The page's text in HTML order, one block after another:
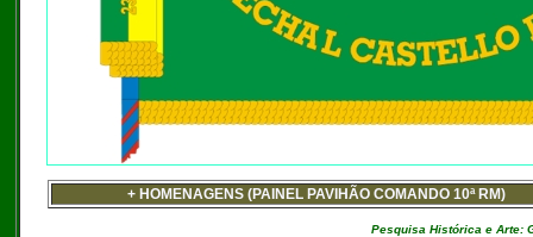
+ HOMENAGENS (PAINEL PAVIHÃO COMANDO 10ª RM)
Pesquisa Histórica e Arte: